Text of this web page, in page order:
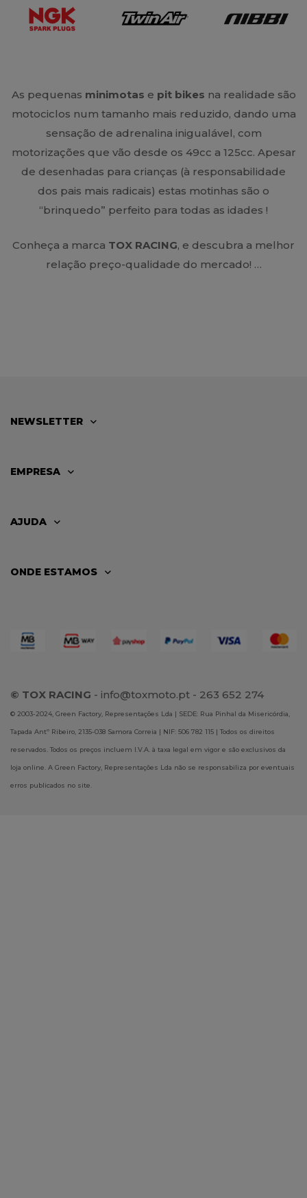
As pequenas minimotas e pit bikes na realidade são
motociclos num tamanho mais reduzido, dando uma
sensação de adrenalina inigualável, com
motorizações que vão desde os 49cc a 125cc. Apesar
de desenhadas para crianças (à responsabilidade
dos pais mais radicais) estas motinhas são o
“brinquedo” perfeito para todas as idades !
Conheça a marca TOX RACING, e descubra a melhor
relação preço-qualidade do mercado! …
NEWSLETTER
EMPRESA
AJUDA
ONDE ESTAMOS
© TOX RACING - info@toxmoto.pt - 263 652 274
© 2003-2024, Green Factory, Representações Lda | SEDE: Rua Pinhal da Misericórdia,
Tapada Antº Ribeiro, 2135-038 Samora Correia | NIF: 506 782 115 | Todos os direitos
reservados. Todos os preços incluem I.V.A. à taxa legal em vigor e são exclusivos da
loja online. A Green Factory, Representações Lda não se responsabiliza por eventuais
erros publicados no site.